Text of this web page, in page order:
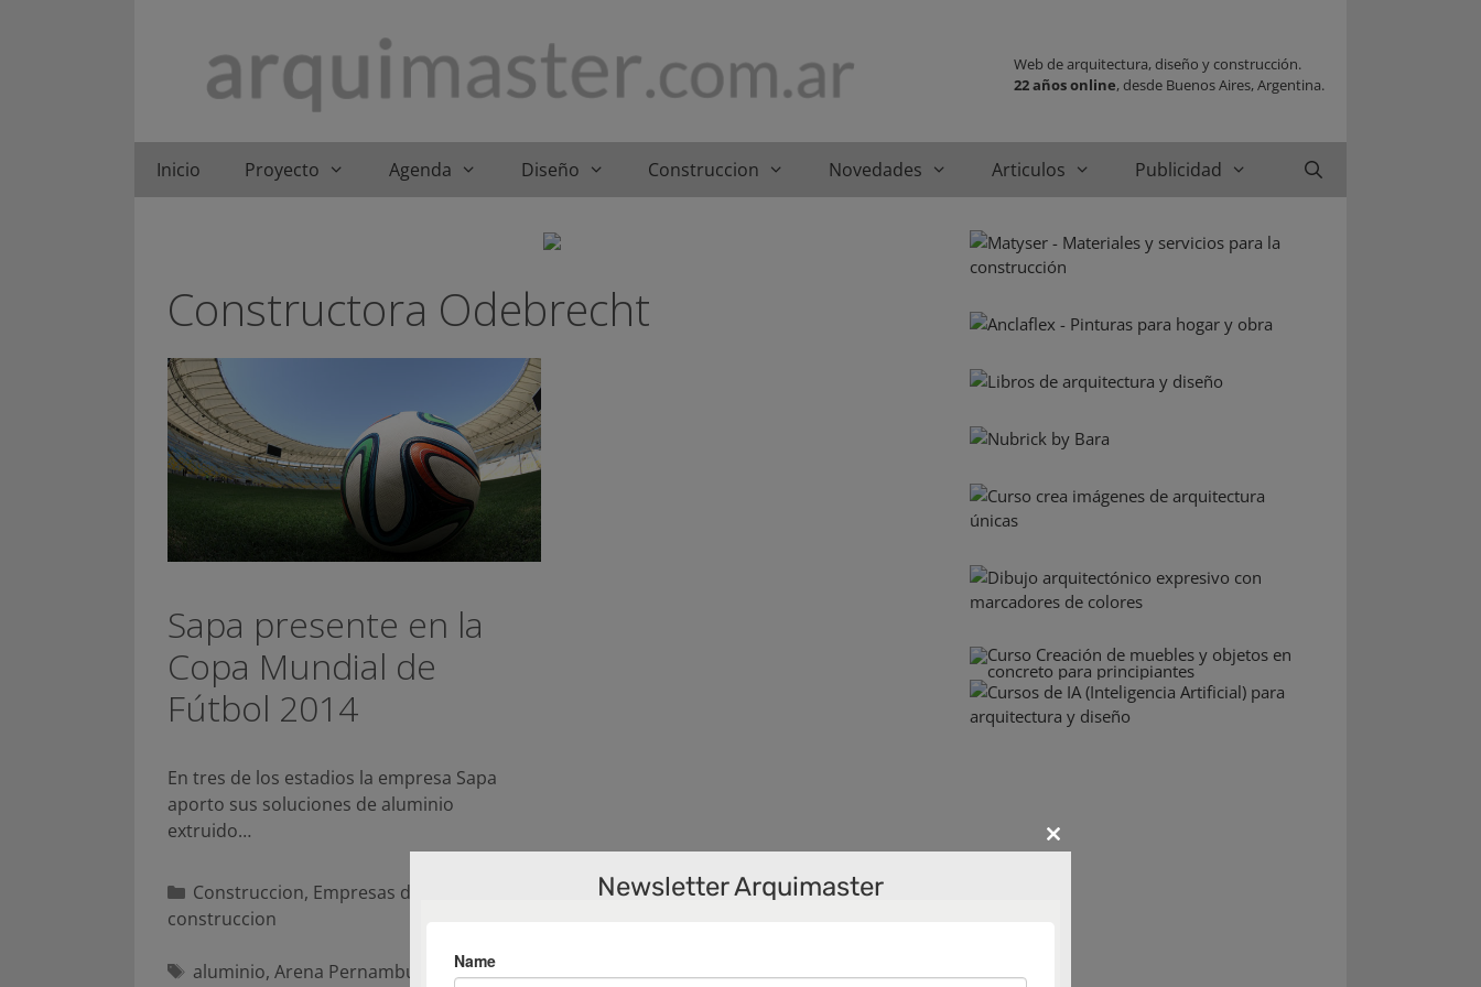
Web de arquitectura, diseño y construcción.
22 años online, desde Buenos Aires, Argentina.
Inicio Proyecto Agenda Diseño Construccion Novedades Articulos Publicidad
Constructora Odebrecht
Sapa presente en la
Copa Mundial de
Fútbol 2014
En tres de los estadios la empresa Sapa
aporto sus soluciones de aluminio
extruido…
Categorías
Construccion, Empresas de la
construccion
Etiquetas
aluminio, Arena Pernambuco Brasil,
Close
Newsletter Arquimaster